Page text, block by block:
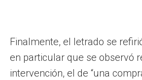
Finalmente, el letrado se
en particular que se observó
intervención, el de “una